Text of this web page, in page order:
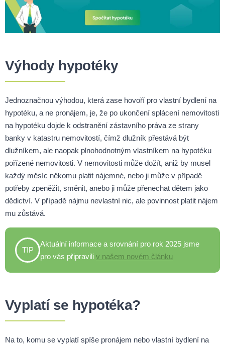
Výhody hypotéky
Jednoznačnou výhodou, která zase hovoří pro vlastní bydlení na
hypotéku, a ne pronájem, je, že po ukončení splácení nemovitosti
na hypotéku dojde k odstranění zástavního práva ze strany
banky v katastru nemovitostí, čímž dlužník přestává být
dlužníkem, ale naopak plnohodnotným vlastníkem na hypotéku
pořízené nemovitosti. V nemovitosti může dožít, aniž by musel
každý měsíc někomu platit nájemné, nebo ji může v případě
potřeby zpeněžit, směnit, anebo ji může přenechat dětem jako
dědictví. V případě nájmu nevlastní nic, ale povinnost platit nájem
mu zůstává.
TIP
Aktuální informace a srovnání pro rok 2025 jsme
pro vás připravili v našem novém článku
Vyplatí se hypotéka?
Na to, komu se vyplatí spíše pronájem nebo vlastní bydlení na